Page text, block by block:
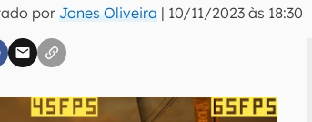
por Jones Oliveira | 10/11/2023 às 18:30
do Canaltech e receba notícias e reviews